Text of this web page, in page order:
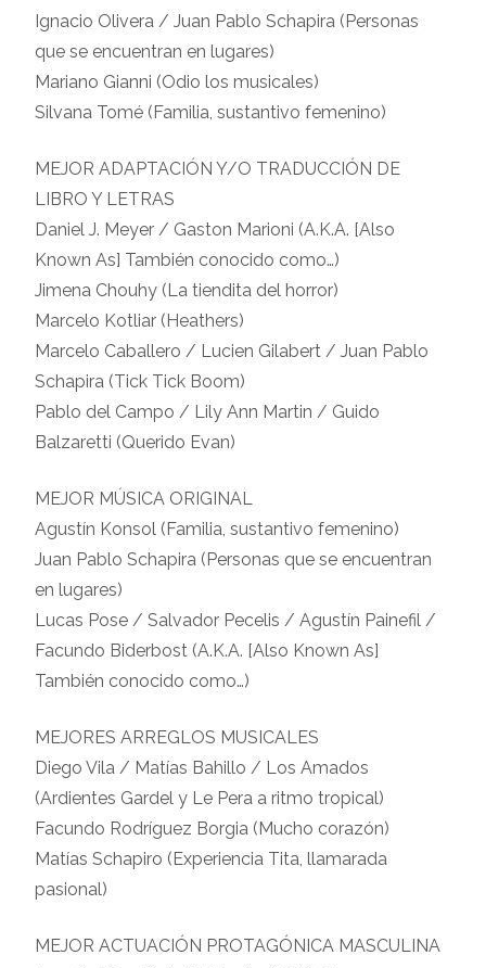
Ignacio Olivera / Juan Pablo Schapira (Personas
que se encuentran en lugares)
Mariano Gianni (Odio los musicales)
Silvana Tomé (Familia, sustantivo femenino)
MEJOR ADAPTACIÓN Y/O TRADUCCIÓN DE
LIBRO Y LETRAS
Daniel J. Meyer / Gaston Marioni (A.K.A. [Also
Known As] También conocido como…)
Jimena Chouhy (La tiendita del horror)
Marcelo Kotliar (Heathers)
Marcelo Caballero / Lucien Gilabert / Juan Pablo
Schapira (Tick Tick Boom)
Pablo del Campo / Lily Ann Martin / Guido
Balzaretti (Querido Evan)
MEJOR MÚSICA ORIGINAL
Agustín Konsol (Familia, sustantivo femenino)
Juan Pablo Schapira (Personas que se encuentran
en lugares)
Lucas Pose / Salvador Pecelis / Agustín Painefil /
Facundo Biderbost (A.K.A. [Also Known As]
También conocido como…)
MEJORES ARREGLOS MUSICALES
Diego Vila / Matías Bahillo / Los Amados
(Ardientes Gardel y Le Pera a ritmo tropical)
Facundo Rodríguez Borgia (Mucho corazón)
Matías Schapiro (Experiencia Tita, llamarada
pasional)
MEJOR ACTUACIÓN PROTAGÓNICA MASCULINA